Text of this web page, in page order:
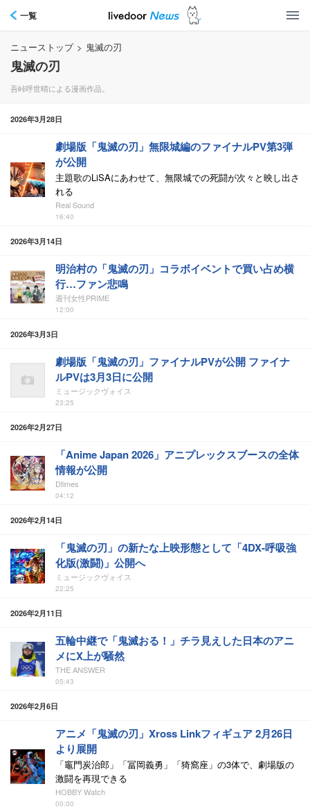
一覧
ニューストップ > 鬼滅の刃
鬼滅の刃
吾峠呼世晴による漫画作品。
2026年3月28日
劇場版「鬼滅の刃」無限城編のファイナルPV第3弾
が公開
主題歌のLiSAにあわせて、無限城での死闘が次々と映し出さ
れる
Real Sound
16:40
2026年3月14日
明治村の「鬼滅の刃」コラボイベントで買い占め横
行…ファン悲鳴
週刊女性PRIME
12:00
2026年3月3日
劇場版「鬼滅の刃」ファイナルPVが公開 ファイナ
ルPVは3月3日に公開
ミュージックヴォイス
23:25
2026年2月27日
「Anime Japan 2026」アニプレックスブースの全体
情報が公開
Dtimes
04:12
2026年2月14日
「鬼滅の刃」の新たな上映形態として「4DX-呼吸強
化版(激闘)」公開へ
ミュージックヴォイス
22:25
2026年2月11日
五輪中継で「鬼滅おる！」チラ見えした日本のアニ
メにX上が騒然
THE ANSWER
05:43
2026年2月6日
アニメ「鬼滅の刃」Xross Linkフィギュア 2月26日
より展開
「竈門炭治郎」「冨岡義勇」「猗窩座」の3体で、劇場版の
激闘を再現できる
HOBBY Watch
00:00